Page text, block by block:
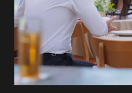
universidade. Ela tem uma
muito madura para a idade,
empática. Detesta injustiças
teimosa e muito persistente
Durante um exame